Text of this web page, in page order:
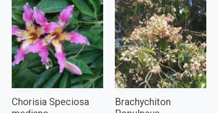
Chorisia Speciosa
Brachychiton